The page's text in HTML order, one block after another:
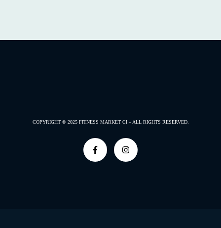
COPYRIGHT © 2025 FITNESS MARKET CI – ALL RIGHTS RESERVED.